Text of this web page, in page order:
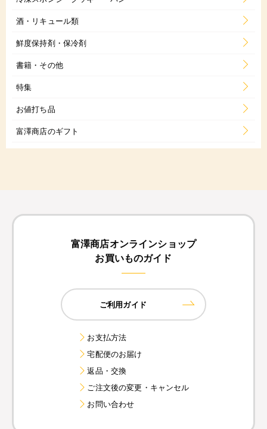
酒・リキュール類
鮮度保持剤・保冷剤
書籍・その他
特集
お値打ち品
富澤商店のギフト
富澤商店オンラインショップ
お買いものガイド
ご利用ガイド
お支払方法
宅配便のお届け
返品・交換
ご注文後の変更・キャンセル
お問い合わせ